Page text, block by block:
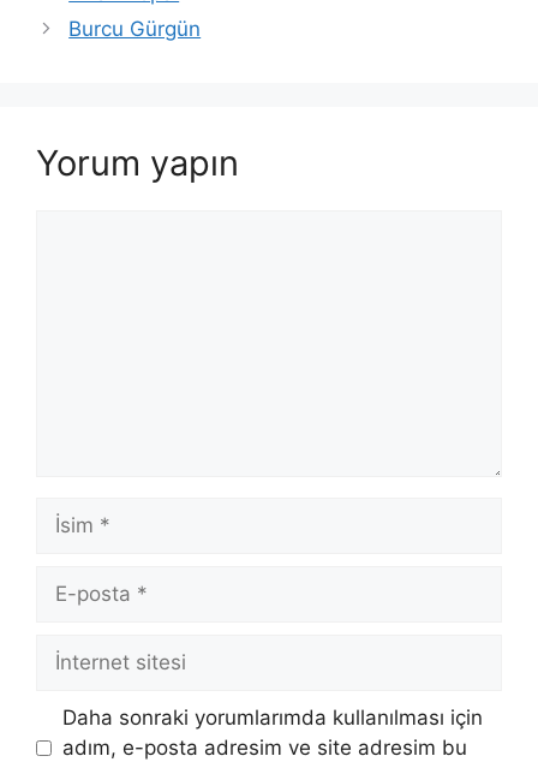
Burcu Gürgün
Yorum yapın
İsim
posta
İnternet
Daha sonraki yorumlarımda kullanılması için
adım, e-posta adresim ve site adresim bu